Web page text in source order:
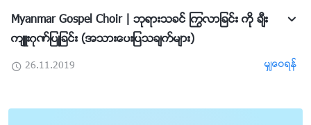
Myanmar Gospel Choir | ဘုရားသခင္ ႂကြလာျခင္း ကို ခ်ီး
က်ဴးဂုဏ္ျပဳျခင္း (အသားေပးျပသခ်က္မ်ား)
26.11.2019 မွ်ေဝရန္